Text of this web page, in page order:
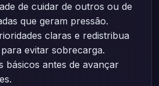
de cuidar de outros ou de
que geram pressão.
claras e redistribua
evitar sobrecarga.
básicos antes de avançar